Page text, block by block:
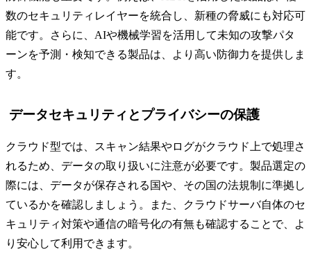
数のセキュリティレイヤーを統合し、新種の脅威にも対応可
能です。さらに、AIや機械学習を活用して未知の攻撃パタ
ーンを予測・検知できる製品は、より高い防御力を提供しま
す。
データセキュリティとプライバシーの保護
クラウド型では、スキャン結果やログがクラウド上で処理さ
れるため、データの取り扱いに注意が必要です。製品選定の
際には、データが保存される国や、その国の法規制に準拠し
ているかを確認しましょう。また、クラウドサーバ自体のセ
キュリティ対策や通信の暗号化の有無も確認することで、よ
り安心して利用できます。